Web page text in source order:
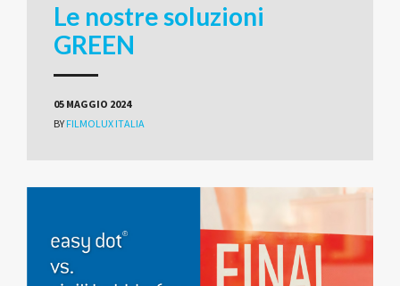
Le nostre soluzioni
GREEN
05 MAGGIO 2024
BY FILMOLUX ITALIA